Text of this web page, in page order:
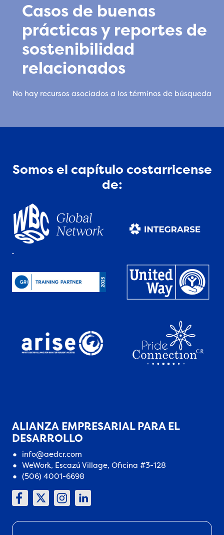
Casos de buenas
prácticas y reportes de
sostenibilidad
relacionados
No hay recursos asociados a los términos de búsqueda
Somos el capítulo costarricense
de:
ALIANZA EMPRESARIAL PARA EL
DESARROLLO
info@aedcr.com
WeWork, Escazú Village, Oficina #3-128
(506) 4001-6698